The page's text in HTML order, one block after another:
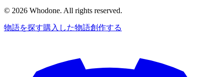
© 2026 Whodone. All rights reserved.
物語を探す購入した物語創作する